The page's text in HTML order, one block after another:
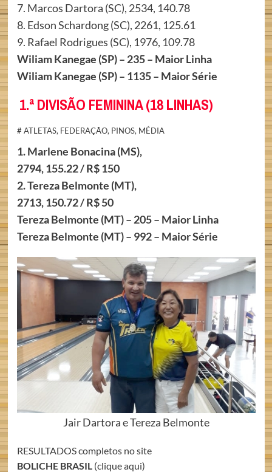
7. Marcos Dartora (SC), 2534, 140.78
8. Edson Schardong (SC), 2261, 125.61
9. Rafael Rodrigues (SC), 1976, 109.78
Wiliam Kanegae (SP) – 235 – Maior Linha
Wiliam Kanegae (SP) – 1135 – Maior Série
1.ª DIVISÃO FEMININA (18 LINHAS)
# ATLETAS, FEDERAÇÃO, PINOS, MÉDIA
1. Marlene Bonacina (MS),
2794, 155.22 / R$ 150
2. Tereza Belmonte (MT),
2713, 150.72 / R$ 50
Tereza Belmonte (MT) – 205 – Maior Linha
Tereza Belmonte (MT) – 992 – Maior Série
Jair Dartora e Tereza Belmonte
RESULTADOS completos no site
BOLICHE BRASIL (clique aqui)